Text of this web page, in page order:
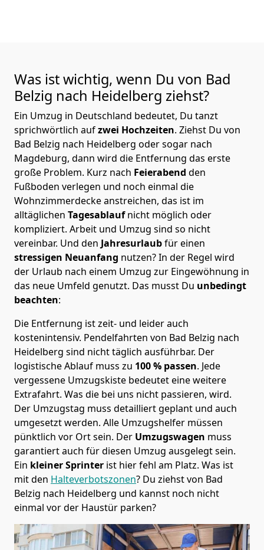
Was ist wichtig, wenn Du von Bad
Belzig nach Heidelberg ziehst?
Ein Umzug in Deutschland bedeutet, Du tanzt
sprichwörtlich aufzwei Hochzeiten. Ziehst Du von
Bad Belzig nach Heidelberg oder sogar nach
Magdeburg, dann wird die Entfernung das erste
große Problem. Kurz nach Feierabend den
Fußboden verlegen und noch einmal die
Wohnzimmerdecke anstreichen, das ist im
alltäglichen Tagesablaufnicht möglich oder
kompliziert. Arbeit und Umzug sind so nicht
vereinbar. Und den Jahresurlaubfür einen
stressigen Neuanfang nutzen? In der Regel wird
der Urlaub nach einem Umzug zur Eingewöhnung in
das neue Umfeld genutzt. Das musst Du unbedingt
beachten:
Die Entfernung ist zeit- und leider auch
kostenintensiv. Pendelfahrten von Bad Belzig nach
Heidelberg sind nicht täglich ausführbar. Der
logistische Ablauf muss zu 100 % passen. Jede
vergessene Umzugskiste bedeutet eine weitere
Extrafahrt. Was die bei uns nicht passieren, wird.
Der Umzugstag muss detailliert geplant und auch
umgesetzt werden. Alle Umzugshelfer müssen
pünktlich vor Ort sein. Der Umzugswagen muss
garantiert auch für diesen Umzug ausgelegt sein.
Ein kleiner Sprinter ist hier fehl am Platz. Was ist
mit den Halteverbotszonen? Du ziehst von Bad
Belzig nach Heidelberg und kannst noch nicht
einmal vor der Haustür parken?